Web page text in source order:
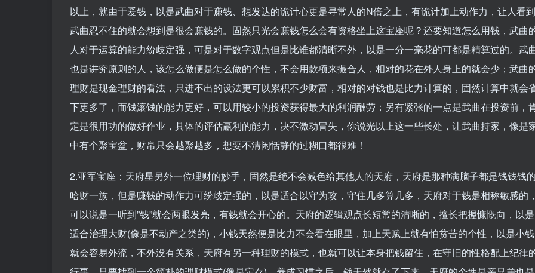
以上，就由于爱钱，以是武曲对于赚钱、想发达的诡计心更是寻常人的N倍之上，有诡计加上动作力，让人看到
武曲忍不住的就会想到是很会赚钱的。固然只光会赚钱怎么会有资格坐上这宝座呢？还要知道怎么用钱，武曲
人对于运算的能力纷歧定强，可是对于数字观点但是比谁都清晰不外，以是一分一毫花的可都是精算过的。武
也是讲究原则的人，该怎么做便是怎么做的个性，不会用款项来撮合人，相对的花在外人身上的就会少；武曲
理财是现金理财的看法，只进不出的设法更可以累积不少财富，相对的对钱也是比力计算的，固然计算中就会
下更多了，而钱滚钱的能力更好，可以用较小的投资获得最大的利润酬劳；另有紧张的一点是武曲在投资前，
定是很用功的做好作业，具体的评估赢利的能力，决不激动冒失，你说光以上这一些长处，让武曲持家，像是
中有个聚宝盆，财帛只会越聚越多，想要不清闲恬静的过糊口都很难！
2.亚军宝座：天府星另外一位理财的妙手，固然是绝不会减色给其他人的天府，天府是那种满脑子都是钱钱钱的
哈财一族，但是赚钱的动作力可纷歧定强的，以是适合以守为攻，守住几多算几多，天府对于钱是相称敏感的，
可以说是一听到”钱”就会两眼发亮，有钱就会开心的。天府的逻辑观点长短常的清晰的，擅长把握慷慨向，以是
适合治理大财(像是不动产之类的)，小钱天然便是比力不会看在眼里，加上天赋上就有怕贫苦的个性，以是小钱
就会容易外流，不外没有关系，天府有另一种理财的模式，也就可以让本身把钱留住，在守旧的性格配上纪律